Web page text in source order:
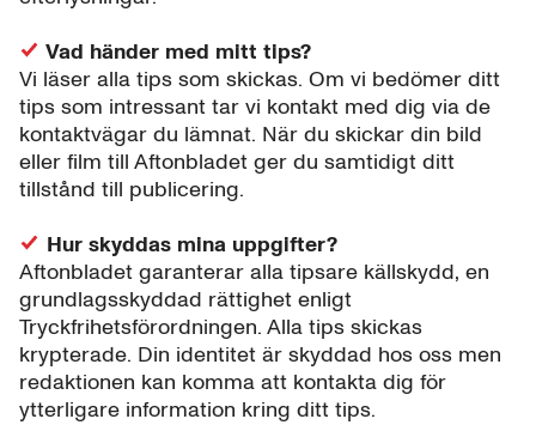
Vad händer med mitt tips?
Vi läser alla tips som skickas. Om vi bedömer ditt
tips som intressant tar vi kontakt med dig via de
kontaktvägar du lämnat. När du skickar din bild
eller film till Aftonbladet ger du samtidigt ditt
tillstånd till publicering.
Hur skyddas mina uppgifter?
Aftonbladet garanterar alla tipsare källskydd, en
grundlagsskyddad rättighet enligt
Tryckfrihetsförordningen. Alla tips skickas
krypterade. Din identitet är skyddad hos oss men
redaktionen kan komma att kontakta dig för
ytterligare information kring ditt tips.